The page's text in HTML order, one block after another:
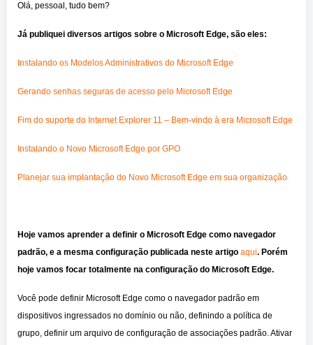
Olá, pessoal, tudo bem?
Já publiquei diversos artigos sobre o Microsoft Edge, são eles:
Instalando os Modelos Administrativos do Microsoft Edge
Gerando senhas seguras de acesso pelo Microsoft Edge
Fim do suporte do Internet Explorer 11 – Bem-vindo à era Microsoft Edge
Instalando o Novo Microsoft Edge por GPO
Planejar sua implantação do Novo Microsoft Edge em sua organização
Hoje vamos aprender a definir o Microsoft Edge como navegador
padrão, e a mesma configuração publicada neste artigo aqui. Porém
hoje vamos focar totalmente na configuração do Microsoft Edge.
Você pode definir Microsoft Edge como o navegador padrão em
dispositivos ingressados no domínio ou não, definindo a política de
grupo, definir um arquivo de configuração de associações padrão. Ativar